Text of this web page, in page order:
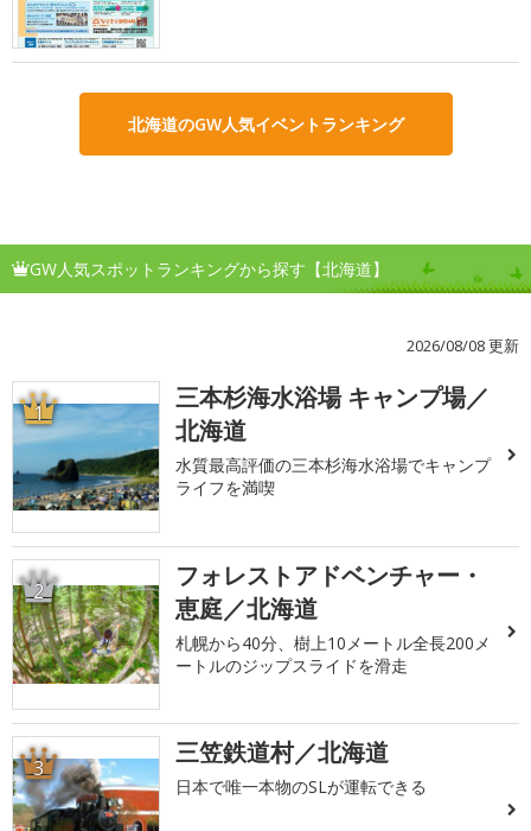
北海道のGW人気イベントランキング
GW人気スポットランキングから探す【北海道】
2026/08/08 更新
1
三本杉海水浴場 キャンプ場／
北海道
水質最高評価の三本杉海水浴場でキャンプ
ライフを満喫
2
フォレストアドベンチャー・
恵庭／北海道
札幌から40分、樹上10メートル全長200メ
ートルのジップスライドを滑走
3 三笠鉄道村／北海道
日本で唯一本物のSLが運転できる